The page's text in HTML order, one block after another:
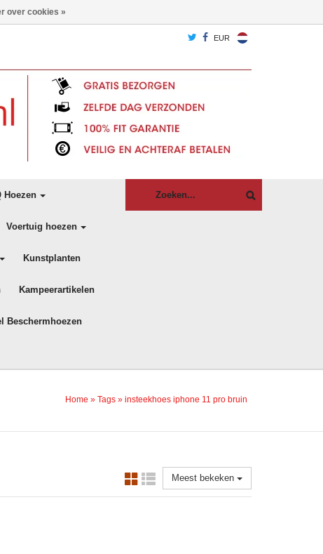
EUR
Hoezen
Voertuig hoezen
Kunstplanten
Kampeerartikelen
Beschermhoezen
Home » Tags » insteekhoes iphone 11 pro bruin
Meest bekeken
over cookies »